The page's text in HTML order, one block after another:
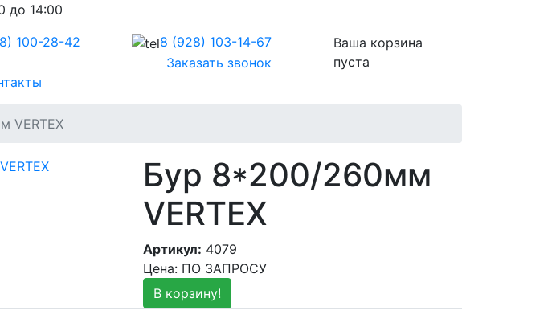
до 14:00
100-28-42 8 (928) 103-14-67
Заказать звонок
Ваша корзина
пуста
VERTEX
Бур 8*200/260мм
VERTEX
Артикул: 4079
Цена: ПО ЗАПРОСУ
В корзину!